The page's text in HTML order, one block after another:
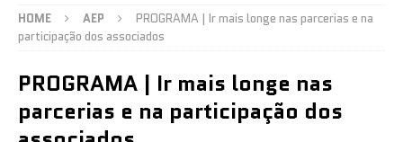
HOME AEP
PROGRAMA | Ir mais longe nas parcerias e na
participação dos associados
PROGRAMA | Ir mais longe nas
parcerias e na participação dos